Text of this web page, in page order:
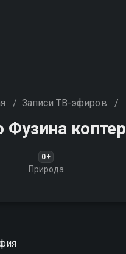
/ Записи ТВ-эфиров /
Фузина коптер
0+
Природа